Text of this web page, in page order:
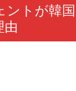
ントが韓